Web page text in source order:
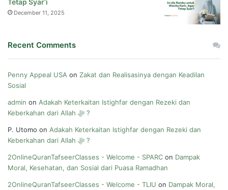
December 11, 2025
Recent Comments
Penny Appeal USA on Zakat dan Realisasinya dengan Keadilan
Sosial
admin on Adakah Keterkaitan Istighfar dengan Rezeki dan
Keberkahan dari Allah ﷻ ?
P. Utomo on Adakah Keterkaitan Istighfar dengan Rezeki dan
Keberkahan dari Allah ﷻ ?
2OnlineQuranTafseerClasses - Welcome - SPARC on Dampak
Moral, Kesehatan, dan Sosial dari Puasa Ramadhan
2OnlineQuranTafseerClasses - Welcome - TLIU on Dampak Moral,